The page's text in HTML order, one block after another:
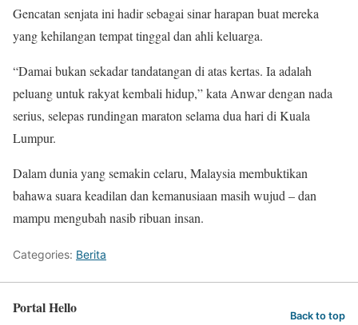
Gencatan senjata ini hadir sebagai sinar harapan buat mereka
yang kehilangan tempat tinggal dan ahli keluarga.
“Damai bukan sekadar tandatangan di atas kertas. Ia adalah
peluang untuk rakyat kembali hidup,” kata Anwar dengan nada
serius, selepas rundingan maraton selama dua hari di Kuala
Lumpur.
Dalam dunia yang semakin celaru, Malaysia membuktikan
bahawa suara keadilan dan kemanusiaan masih wujud – dan
mampu mengubah nasib ribuan insan.
Categories: Berita
Portal Hello Back to top